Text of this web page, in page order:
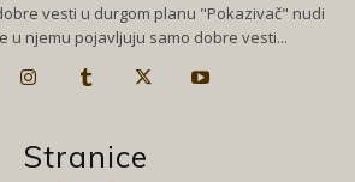
vesti u durgom planu "Pokazivač" nudi
u njemu pojavljuju samo dobre vesti...
Stranice